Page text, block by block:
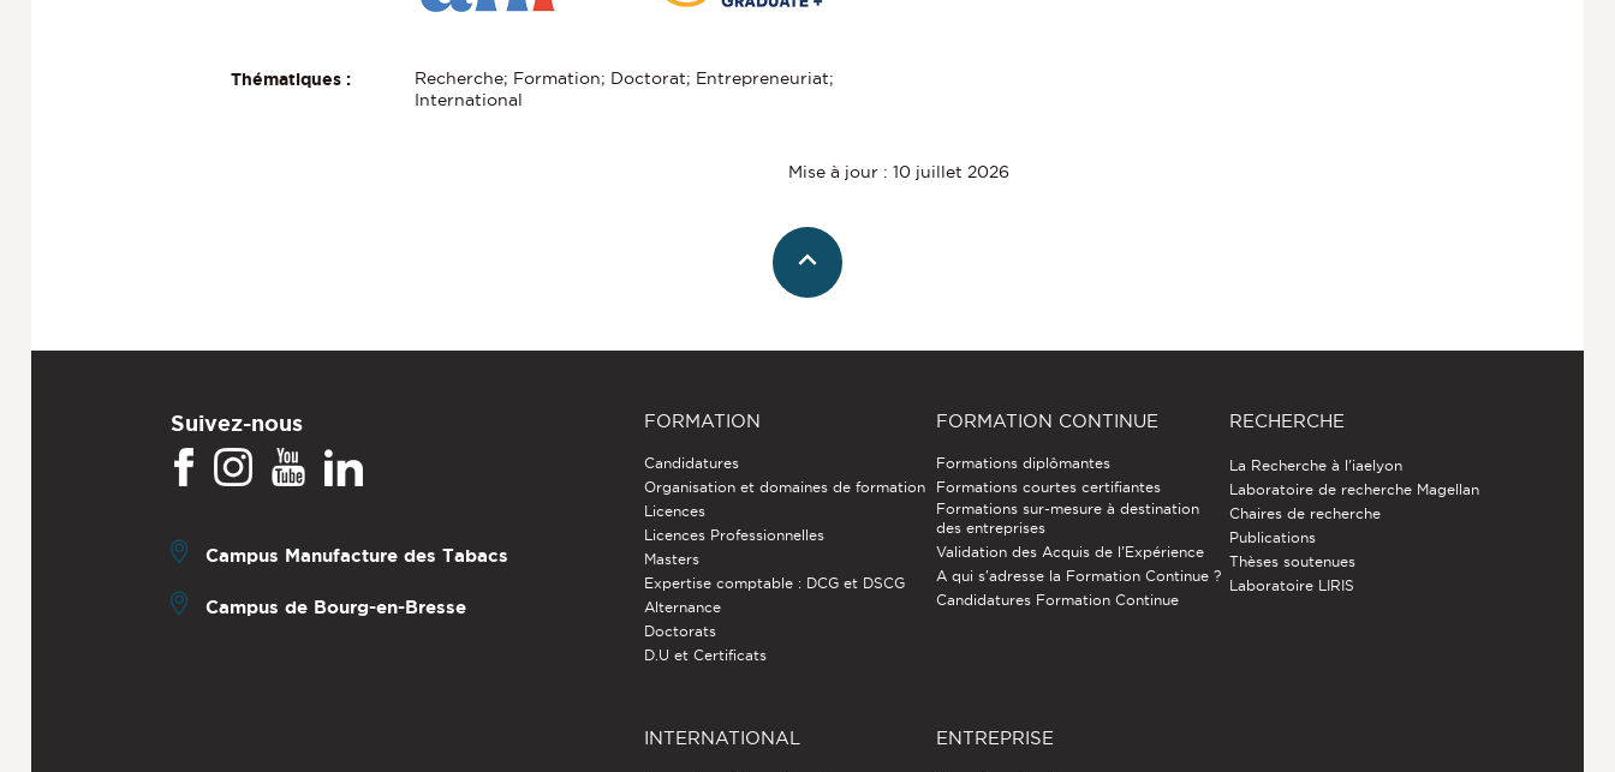
Thématiques :
Recherche; Formation; Doctorat; Entrepreneuriat;
International
Mise à jour : 10 juillet 2026
Suivez-nous
Campus Manufacture des Tabacs
Campus de Bourg-en-Bresse
FORMATION
Candidatures
Organisation et domaines de formation
Licences
Licences Professionnelles
Masters
Expertise comptable : DCG et DSCG
Alternance
Doctorats
D.U et Certificats
FORMATION CONTINUE
Formations diplômantes
Formations courtes certifiantes
Formations sur-mesure à destination
des entreprises
Validation des Acquis de l’Expérience
A qui s'adresse la Formation Continue ?
Candidatures Formation Continue
RECHERCHE
La Recherche à l'iaelyon
Laboratoire de recherche Magellan
Chaires de recherche
Publications
Thèses soutenues
Laboratoire LIRIS
INTERNATIONAL ENTREPRISE